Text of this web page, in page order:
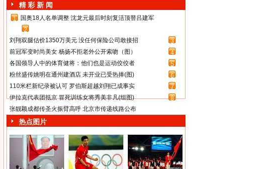
精 彩 新 闻
1
国奥18人名单调整 沈龙元最后时刻复活顶替吕建军
2
刘翔双腿估价1350万美元 没任何保险公司敢接招
3
前冠军变时尚美女 杨扬不拒老外公开索吻（图）
4
各国领导人中的体育健将：他们也是运动佼佼者
5
粉丝盛传姚明在通州建酒店 未开业已受热捧(图)
6
110米栏新纪录被认可 罗伯斯超越刘翔已成事实
7
伊拉克代表团抵京 冒死训练女将秀美非凡(组图)
8
张靓颖成都传圣火振臂高呼 北京市传递线路公布
热点图片